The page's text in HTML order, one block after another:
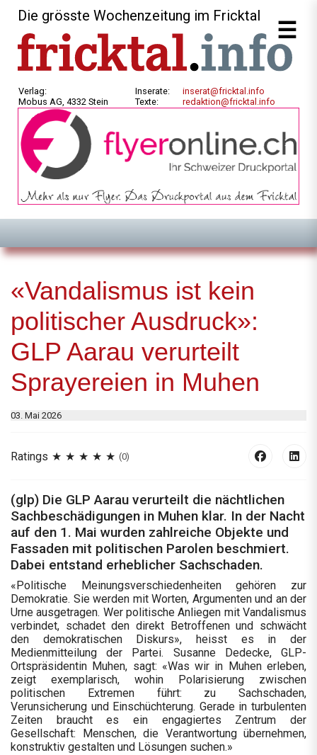
Die grösste Wochenzeitung im Fricktal
Verlag:
Mobus AG, 4332 Stein
Inserate:
Texte:
inserat@fricktal.info
redaktion@fricktal.info
«Vandalismus ist kein
politischer Ausdruck»:
GLP Aarau verurteilt
Sprayereien in Muhen
03. Mai 2026
Ratings (0)
(glp) Die GLP Aarau verurteilt die nächtlichen
Sachbeschädigungen in Muhen klar. In der Nacht
auf den 1. Mai wurden zahlreiche Objekte und
Fassaden mit politischen Parolen beschmiert.
Dabei entstand erheblicher Sachschaden.
«Politische Meinungsverschiedenheiten gehören zur
Demokratie. Sie werden mit Worten, Argumenten und an der
Urne ausgetragen. Wer politische Anliegen mit Vandalismus
verbindet, schadet den direkt Betroffenen und schwächt
den demokratischen Diskurs», heisst es in der
Medienmitteilung der Partei. Susanne Dedecke, GLP-
Ortspräsidentin Muhen, sagt: «Was wir in Muhen erleben,
zeigt exemplarisch, wohin Polarisierung zwischen
politischen Extremen führt: zu Sachschaden,
Verunsicherung und Einschüchterung. Gerade in turbulenten
Zeiten braucht es ein engagiertes Zentrum der
Gesellschaft: Menschen, die Verantwortung übernehmen,
konstruktiv gestalten und Lösungen suchen.»